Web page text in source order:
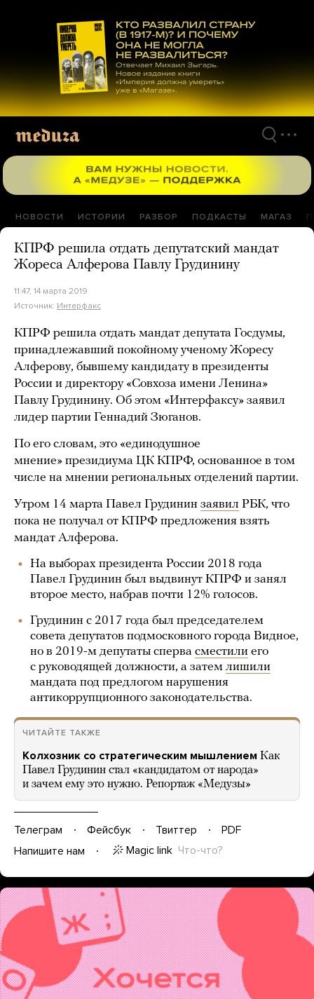
материалам
НОВОСТИ ИСТОРИИ РАЗБОР ПОДКАСТЫ МАГАЗ
КПРФ решила отдать депутатский мандат
Жореса Алферова Павлу Грудинину
11:47, 14 марта 2019
Источник: Интерфакс
КПРФ решила отдать мандат депутата Госдумы,
принадлежавший покойному ученому Жоресу
Алферову, бывшему кандидату в президенты
России и директору «Совхоза имени Ленина»
Павлу Грудинину. Об этом «Интерфаксу» заявил
лидер партии Геннадий Зюганов.
По его словам, это «единодушное
мнение» президиума ЦК КПРФ, основанное в том
числе на мнении региональных отделений партии.
Утром 14 марта Павел Грудинин заявил РБК, что
пока не получал от КПРФ предложения взять
мандат Алферова.
На выборах президента России 2018 года
Павел Грудинин был выдвинут КПРФ и занял
второе место, набрав почти 12% голосов.
Грудинин с 2017 года был председателем
совета депутатов подмосковного города Видное,
но в 2019-м депутаты сперва сместили его
с руководящей должности, а затем лишили
мандата под предлогом нарушения
антикоррупционного законодательства.
ЧИТАЙТЕ ТАКЖЕ
Колхозник со стратегическим мышлением Как
Павел Грудинин стал «кандидатом от народа»
и зачем ему это нужно. Репортаж «Медузы»
Телеграм Фейсбук Твиттер
PDF
Напишите нам
Magic link Что-что?